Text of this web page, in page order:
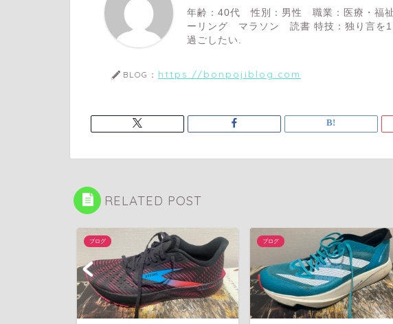
年齢：40代 性別：男性 職業：医療・福
ーリング マラソン 読書 特技：独り言を1
過ごしたい.
BLOG： https://bonpojiblog.com
RELATED POST
ブログ ブログ